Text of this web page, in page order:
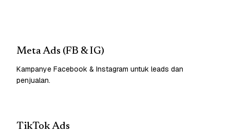
Meta Ads (FB & IG)
Kampanye Facebook & Instagram untuk leads dan
penjualan.
TikTok Ads